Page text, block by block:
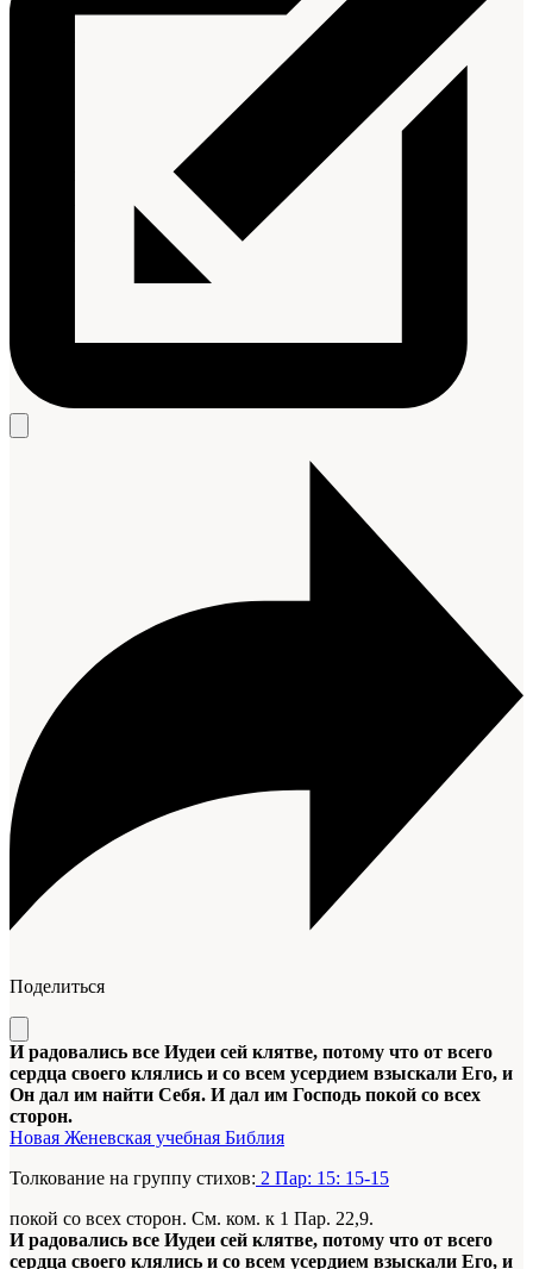
Поделиться
И радовались все Иудеи сей клятве, потому что от всего
сердца своего клялись и со всем усердием взыскали Его, и
Он дал им найти Себя. И дал им Господь покой со всех
сторон.
Новая Женевская учебная Библия
Толкование на группу стихов: 2 Пар: 15: 15-15
покой со всех сторон. См. ком. к 1 Пар. 22,9.
И радовались все Иудеи сей клятве, потому что от всего
сердца своего клялись и со всем усердием взыскали Его, и